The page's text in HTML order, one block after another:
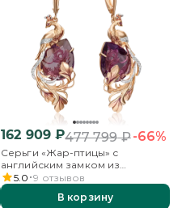
162 909 ₽477 799₽-66%
Серьги «Жар-птицы» с
английским замком из
красного золота с аметистом,
бесцветными топазами и
эмалью
5.0 9 отзывов
В корзину